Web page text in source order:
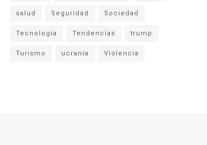
salud Seguridad Sociedad
Tecnología Tendencias trump
Turismo ucrania Violencia